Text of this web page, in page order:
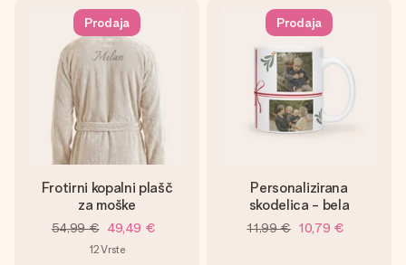
Prodaja
Frotirni kopalni plašč
za moške
54,99 € 49,49 €
12Vrste
Prodaja
Personalizirana
skodelica - bela
11,99 € 10,79 €